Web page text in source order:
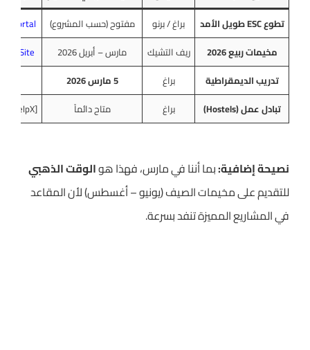
تطوع ESC طويل الأمد
براغ / برنو مفتوح (حسب المشروع)
Portal
مخيمات ربيع 2026
ريف التشيك مارس – أبريل 2026
Site
تدريب الديمقراطية
براغ 5 مارس 2026
تبادل عمل (Hostels)
براغ متاح دائماً [Worldpackers / HelpX]
نصيحة إضافية:بما أننا في مارس، فهذا هوالوقت الذهبي
للتقديم على مخيمات الصيف (يونيو – أغسطس) لأن المقاعد
في المشاريع المميزة تنفد بسرعة.